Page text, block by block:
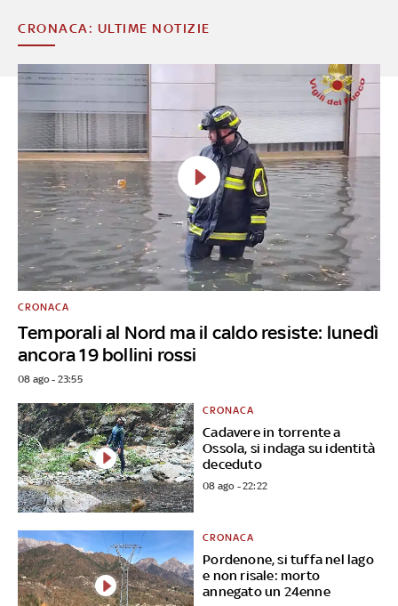
CRONACA: ULTIME NOTIZIE
Temporali al Nord ma il caldo resiste: lunedì
ancora 19 bollini rossi
CRONACA
08 ago - 23:55
Cadavere in torrente a
Ossola, si indaga su identità
deceduto
CRONACA
08 ago - 22:22
Pordenone, si tuffa nel lago
e non risale: morto
annegato un 24enne
CRONACA